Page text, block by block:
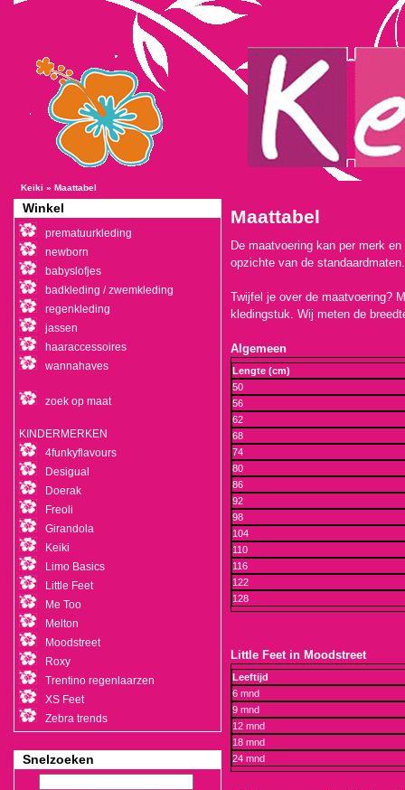
Keiki » Maattabel
Maattabel
De maatvoering kan per merk
opzichte van de standaardmaten.
Twijfel je over de maatvoering?
kledingstuk. Wij meten de
Algemeen
Lengte (cm)
50
56
62
68
74
80
86
92
98
104
110
116
122
128
Little Feet in Moodstreet
Leeftijd
6 mnd
9 mnd
12 mnd
18 mnd
24 mnd
Winkel
prematuurkleding
newborn
babyslofjes
badkleding / zwemkleding
regenkleding
jassen
haaraccessoires
wannahaves
zoek op maat
KINDERMERKEN
4funkyflavours
Desigual
Doerak
Freoli
Girandola
Keiki
Limo Basics
Little Feet
Me Too
Melton
Moodstreet
Roxy
Trentino regenlaarzen
XS Feet
Zebra trends
Snelzoeken